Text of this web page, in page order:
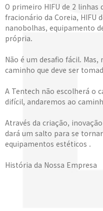
O primeiro HIFU de 2 linhas
fracionário da Coreia, HIFU
nanobolhas, equipamento
própria.
Não é um desafio fácil.
caminho que deve ser
A Tentech não escolherá o
difícil, andaremos ao
Através da criação,
dará um salto para se
equipamentos estéticos .
História da Nossa Empresa